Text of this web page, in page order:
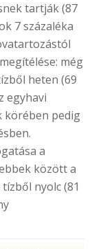
tartják (87
7 százaléka
még
heten (69
egyhavi
körében pedig
a
között a
nyolc (81